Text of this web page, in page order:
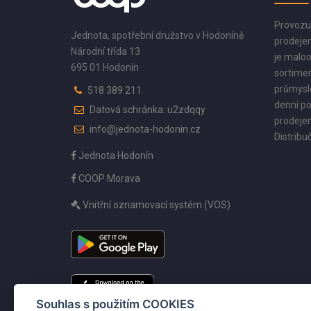
Jednota, spotřební družstvo v Hodoníně
Národní třída 13
695 01 Hodonín
518 389 211
Datová schránka: u2zdqqy
info@jednota-hodonin.cz
Jednota Hodonín
COOP Morava
Vnitřní oznamovací systém (VOS)
je
denní
Souhlas s použitím COOKIES